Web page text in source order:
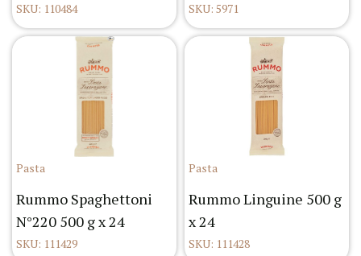
SKU: 110484 SKU: 5971
Pasta
Rummo Spaghettoni
N°220 500 g x 24
SKU: 111429
Pasta
Rummo Linguine 500 g
x 24
SKU: 111428